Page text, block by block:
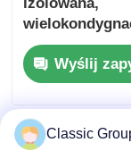
przemysłowa,
konstrukcja
budynek
Wyślij
Classic